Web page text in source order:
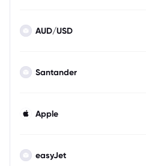
AUD/USD
Santander
Apple
easyJet